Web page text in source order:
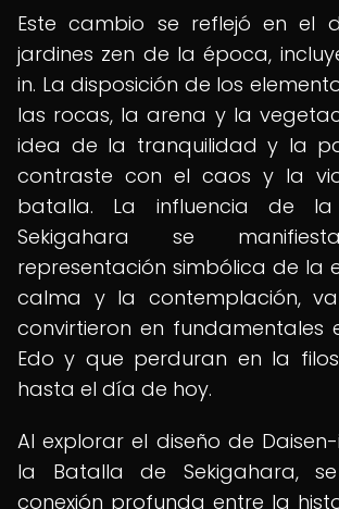
Este cambio se reflejó en el
jardines zen de la época,
in. La disposición de los
las rocas, la arena y la
idea de la tranquilidad y la
contraste con el caos y la
batalla. La influencia de
Sekigahara se
representación simbólica de la
calma y la contemplación,
convirtieron en fundamentales
Edo y que perduran en la
hasta el día de hoy.
Al explorar el diseño de
la Batalla de Sekigahara,
conexión profunda entre la